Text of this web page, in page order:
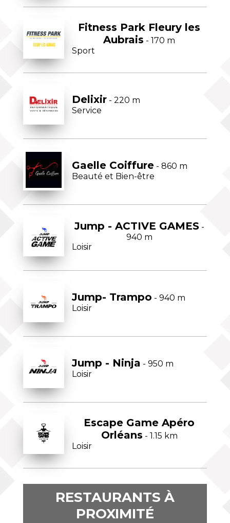
Fitness Park Fleury les
Aubrais - 170 m
Sport
Delixir- 220 m
Service
Gaelle Coiffure- 860 m
Beauté et Bien-être
Jump - ACTIVE GAMES-
940 m
Loisir
Jump- Trampo - 940 m
Loisir
Jump - Ninja - 950 m
Loisir
Escape Game Apéro
Orléans - 1.15 km
Loisir
RESTAURANTS À
PROXIMITÉ